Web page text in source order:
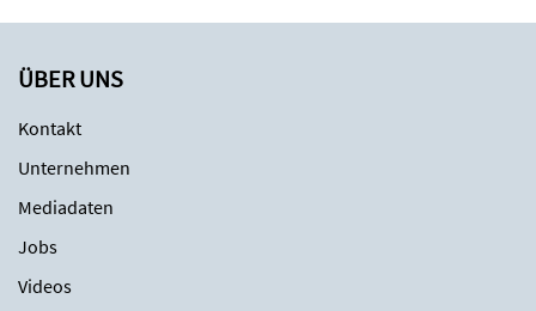
ÜBER UNS
Kontakt
Unternehmen
Mediadaten
Jobs
Videos